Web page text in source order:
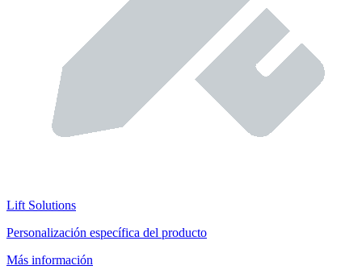
Lift Solutions
Personalización específica del producto
Más información